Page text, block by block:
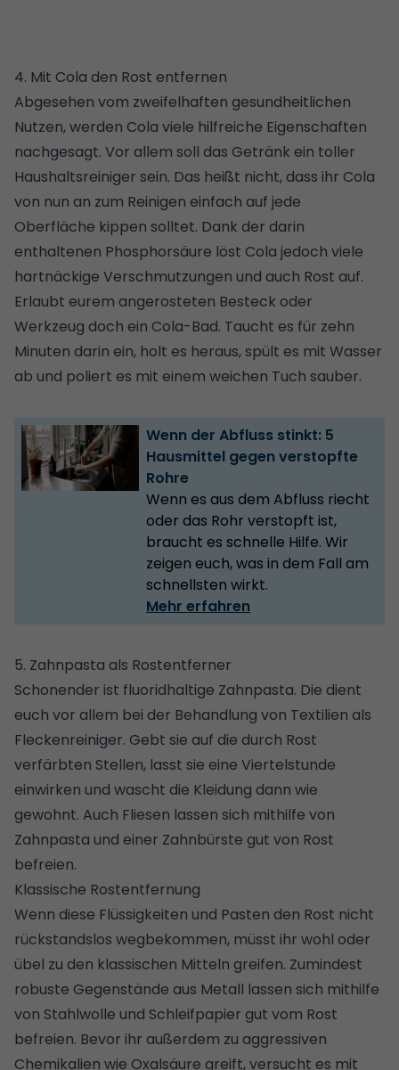
4. Mit Cola den Rost entfernen
Abgesehen vom zweifelhaften gesundheitlichen
Nutzen, werden Cola viele hilfreiche Eigenschaften
nachgesagt. Vor allem soll das Getränk ein toller
Haushaltsreiniger sein. Das heißt nicht, dass ihr Cola
von nun an zum Reinigen einfach auf jede
Oberfläche kippen solltet. Dank der darin
enthaltenen Phosphorsäure löst Cola jedoch viele
hartnäckige Verschmutzungen und auch Rost auf.
Erlaubt eurem angerosteten Besteck oder
Werkzeug doch ein Cola-Bad. Taucht es für zehn
Minuten darin ein, holt es heraus, spült es mit Wasser
ab und poliert es mit einem weichen Tuch sauber.
Wenn der Abfluss stinkt: 5
Hausmittel gegen verstopfte
Rohre
Wenn es aus dem Abfluss riecht
oder das Rohr verstopft ist,
braucht es schnelle Hilfe. Wir
zeigen euch, was in dem Fall am
schnellsten wirkt.
Mehr erfahren
5. Zahnpasta als Rostentferner
Schonender ist fluoridhaltige Zahnpasta. Die dient
euch vor allem bei der Behandlung von Textilien als
Fleckenreiniger. Gebt sie auf die durch Rost
verfärbten Stellen, lasst sie eine Viertelstunde
einwirken und wascht die Kleidung dann wie
gewohnt. Auch Fliesen lassen sich mithilfe von
Zahnpasta und einer Zahnbürste gut von Rost
befreien.
Klassische Rostentfernung
Wenn diese Flüssigkeiten und Pasten den Rost nicht
rückstandslos wegbekommen, müsst ihr wohl oder
übel zu den klassischen Mitteln greifen. Zumindest
robuste Gegenstände aus Metall lassen sich mithilfe
von Stahlwolle und Schleifpapier gut vom Rost
befreien. Bevor ihr außerdem zu aggressiven
Chemikalien wie Oxalsäure greift, versucht es mit